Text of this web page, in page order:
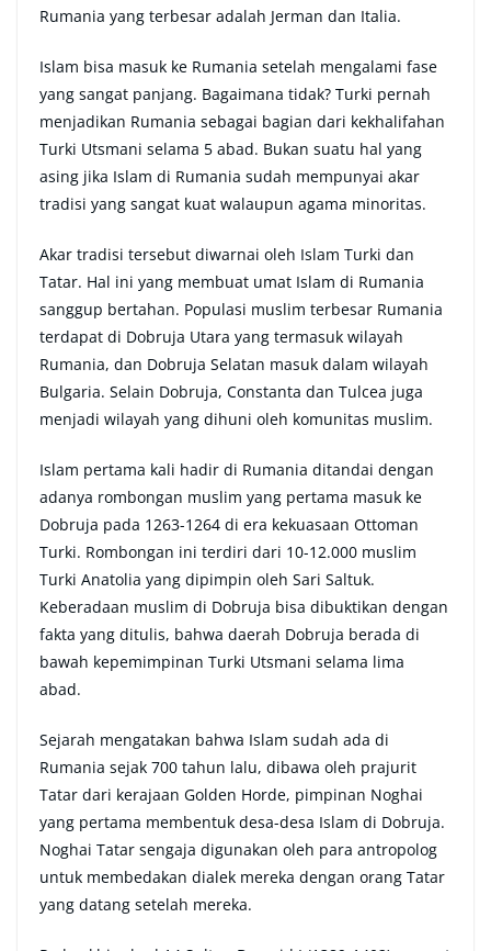
Rumania yang terbesar adalah Jerman dan Italia.
Islam bisa masuk ke Rumania setelah mengalami fase
yang sangat panjang. Bagaimana tidak? Turki pernah
menjadikan Rumania sebagai bagian dari kekhalifahan
Turki Utsmani selama 5 abad. Bukan suatu hal yang
asing jika Islam di Rumania sudah mempunyai akar
tradisi yang sangat kuat walaupun agama minoritas.
Akar tradisi tersebut diwarnai oleh Islam Turki dan
Tatar. Hal ini yang membuat umat Islam di Rumania
sanggup bertahan. Populasi muslim terbesar Rumania
terdapat di Dobruja Utara yang termasuk wilayah
Rumania, dan Dobruja Selatan masuk dalam wilayah
Bulgaria. Selain Dobruja, Constanta dan Tulcea juga
menjadi wilayah yang dihuni oleh komunitas muslim.
Islam pertama kali hadir di Rumania ditandai dengan
adanya rombongan muslim yang pertama masuk ke
Dobruja pada 1263-1264 di era kekuasaan Ottoman
Turki. Rombongan ini terdiri dari 10-12.000 muslim
Turki Anatolia yang dipimpin oleh Sari Saltuk.
Keberadaan muslim di Dobruja bisa dibuktikan dengan
fakta yang ditulis, bahwa daerah Dobruja berada di
bawah kepemimpinan Turki Utsmani selama lima
abad.
Sejarah mengatakan bahwa Islam sudah ada di
Rumania sejak 700 tahun lalu, dibawa oleh prajurit
Tatar dari kerajaan Golden Horde, pimpinan Noghai
yang pertama membentuk desa-desa Islam di Dobruja.
Noghai Tatar sengaja digunakan oleh para antropolog
untuk membedakan dialek mereka dengan orang Tatar
yang datang setelah mereka.